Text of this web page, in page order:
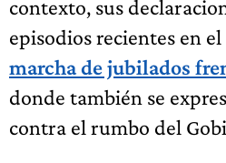
contexto, sus
episodios recientes en
marcha de jubilados
donde también se
contra el rumbo del